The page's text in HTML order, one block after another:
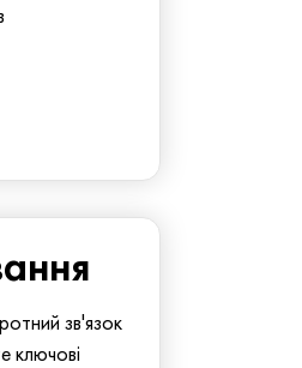
зв'язок
ключові